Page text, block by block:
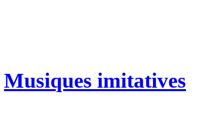
Musiques imitatives